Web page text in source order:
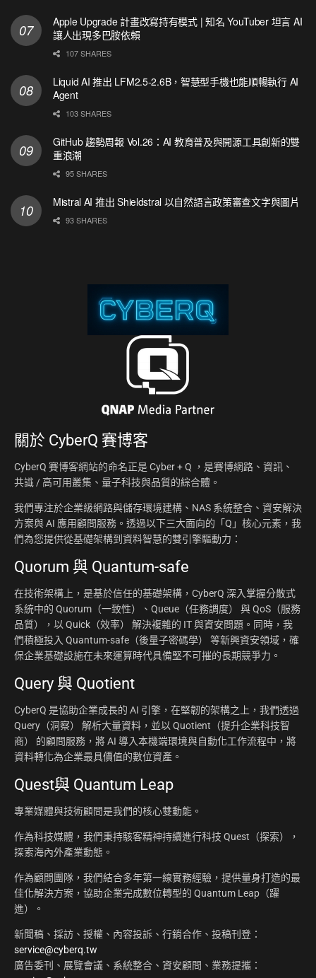
Apple Upgrade 計畫改寫持有模式 | 知名 YouTuber 坦言 AI
讓人出現多巴胺依賴
107 SHARES
Liquid AI 推出 LFM2.5-2.6B，智慧型手機也能順暢執行 AI
Agent
103 SHARES
GitHub 趨勢周報 Vol.26：AI 教育普及與開源工具創新的雙
重浪潮
95 SHARES
Mistral AI 推出 Shieldstral 以自然語言政策審查文字與圖片
93 SHARES
關於 CyberQ 賽博客
CyberQ 賽博客網站的命名正是 Cyber + Q ，是賽博網路、資訊、
共識 / 高可用叢集、量子科技與品質的綜合體。
我們專注於企業級網路與儲存環境建構、NAS 系統整合、資安解決
方案與 AI 應用顧問服務。透過以下三大面向的「Q」核心元素，我
們為您提供從基礎架構到資料智慧的雙引擎驅動力：
Quorum 與 Quantum-safe
在技術架構上，是基於信任的基礎架構，CyberQ 深入掌握分散式
系統中的 Quorum（一致性）、Queue（任務調度） 與 QoS（服務
品質），以 Quick（效率） 解決複雜的 IT 與資安問題。同時，我
們積極投入 Quantum-safe（後量子密碼學） 等新興資安領域，確
保企業基礎設施在未來運算時代具備堅不可摧的長期競爭力。
Query 與 Quotient
CyberQ 是協助企業成長的 AI 引擎，在堅韌的架構之上，我們透過
Query（洞察） 解析大量資料，並以 Quotient（提升企業科技智
商） 的顧問服務，將 AI 導入本機端環境與自動化工作流程中，將
資料轉化為企業最具價值的數位資產。
Quest與 Quantum Leap
專業媒體與技術顧問是我們的核心雙動能。
作為科技媒體，我們秉持駭客精神持續進行科技 Quest（探索），
探索海內外產業動態。
作為顧問團隊，我們結合多年第一線實務經驗，提供量身打造的最
佳化解決方案，協助企業完成數位轉型的 Quantum Leap（躍
進）。
新聞稿、採訪、授權、內容投訴、行銷合作、投稿刊登：
service@cyberq.tw
廣告委刊、展覽會議、系統整合、資安顧問、業務提攜：